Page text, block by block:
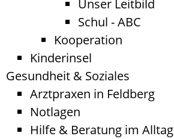
Unser Leitbild
Schul - ABC
Kooperation
Kinderinsel
Gesundheit & Soziales
Arztpraxen in Feldberg
Notlagen
Hilfe & Beratung im Alltag